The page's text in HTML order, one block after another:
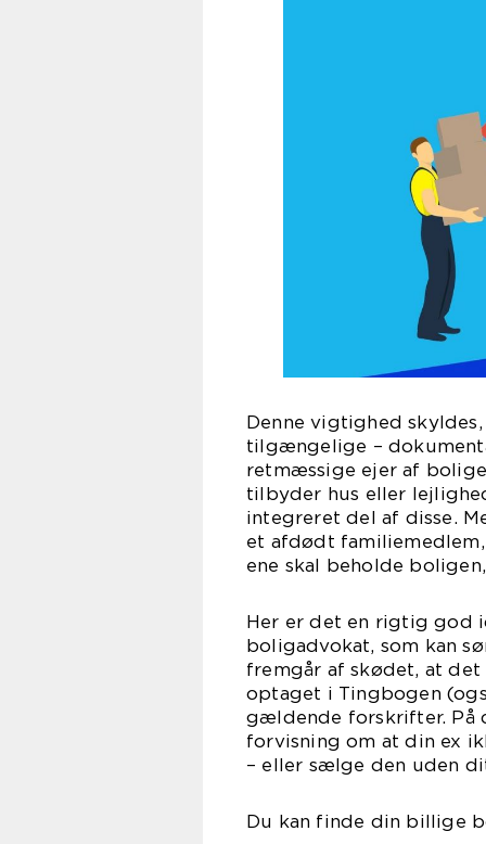
Denne vigtighed
tilgængelige –
retmæssige ejer af
tilbyder hus eller
integreret del af disse.
et afdødt
ene skal beholde
Her er det en rigtig god
boligadvokat, som kan
fremgår af skødet, at
optaget i Tingbogen
gældende forskrifter. På
forvisning om at din ex
– eller sælge den uden
Du kan finde din billige